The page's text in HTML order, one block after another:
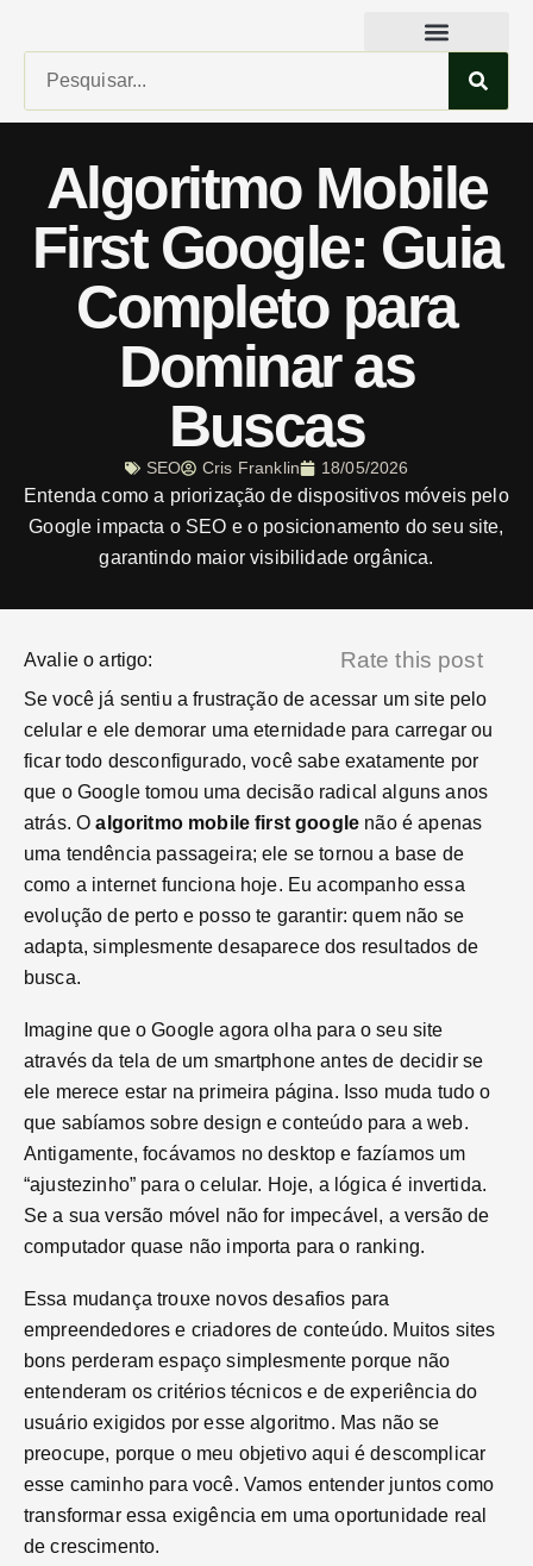
Algoritmo Mobile
First Google: Guia
Completo para
Dominar as
Buscas
SEO Cris Franklin 18/05/2026
Entenda como a priorização de dispositivos móveis pelo
Google impacta o SEO e o posicionamento do seu site,
garantindo maior visibilidade orgânica.
Avalie o artigo: Rate this post
Se você já sentiu a frustração de acessar um site pelo
celular e ele demorar uma eternidade para carregar ou
ficar todo desconfigurado, você sabe exatamente por
que o Google tomou uma decisão radical alguns anos
atrás. Oalgoritmo mobile first google não é apenas
uma tendência passageira; ele se tornou a base de
como a internet funciona hoje. Eu acompanho essa
evolução de perto e posso te garantir: quem não se
adapta, simplesmente desaparece dos resultados de
busca.
Imagine que o Google agora olha para o seu site
através da tela de um smartphone antes de decidir se
ele merece estar na primeira página. Isso muda tudo o
que sabíamos sobre design e conteúdo para a web.
Antigamente, focávamos no desktop e fazíamos um
“ajustezinho” para o celular. Hoje, a lógica é invertida.
Se a sua versão móvel não for impecável, a versão de
computador quase não importa para o ranking.
Essa mudança trouxe novos desafios para
empreendedores e criadores de conteúdo. Muitos sites
bons perderam espaço simplesmente porque não
entenderam os critérios técnicos e de experiência do
usuário exigidos por esse algoritmo. Mas não se
preocupe, porque o meu objetivo aqui é descomplicar
esse caminho para você. Vamos entender juntos como
transformar essa exigência em uma oportunidade real
de crescimento.